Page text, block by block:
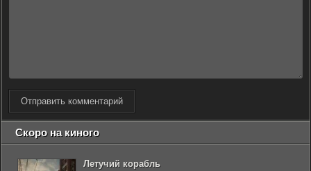
Отправить комментарий
Скоро на киного
Летучий корабль